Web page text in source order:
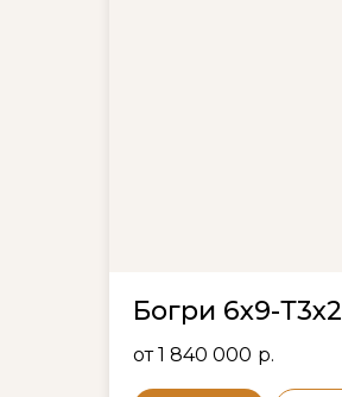
Богри 6х9-Т3х2
от 1 840 000 р.